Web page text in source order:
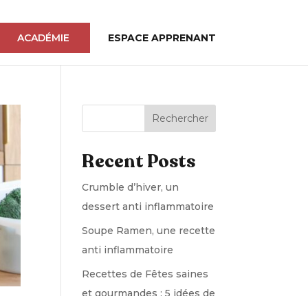
ACADÉMIE ESPACE APPRENANT
Rechercher
Recent Posts
Crumble d’hiver, un
dessert anti inflammatoire
Soupe Ramen, une recette
anti inflammatoire
Recettes de Fêtes saines
et gourmandes : 5 idées de